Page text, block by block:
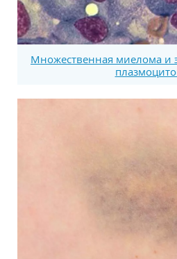
Множественная миелома и